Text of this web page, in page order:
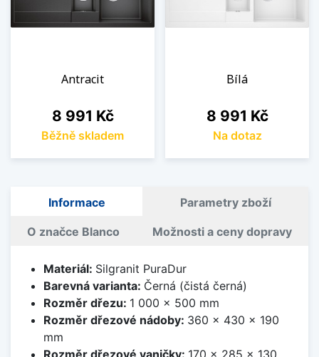
Antracit
Cena
8 991 Kč
Běžně skladem
Bílá
Cena
8 991 Kč
Na dotaz
Informace Parametry zboží
O značce Blanco Možnosti a ceny dopravy
Materiál: Silgranit PuraDur
Barevná varianta: Černá (čistá černá)
Rozměr dřezu: 1 000 x 500 mm
Rozměr dřezové nádoby: 360 x 430 x 190
mm
Rozměr dřezové vaničky: 170 x 285 x 130